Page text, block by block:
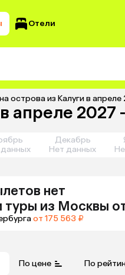
Отели
острова из Калуги в
апреле
Декабрь
Нет данных
нет
туры из Москвы
от 175 563 ₽
По цене По